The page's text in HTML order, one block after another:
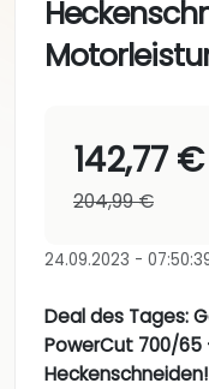
142,77 €
204,99 €
24.09.2023 -
Deal des Tages:
PowerCut 700/65
Heckenschneiden!